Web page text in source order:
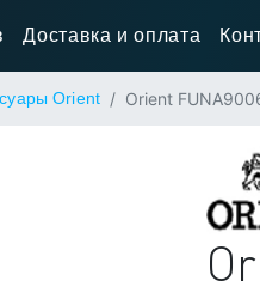
Доставка и оплата
Orient Orient